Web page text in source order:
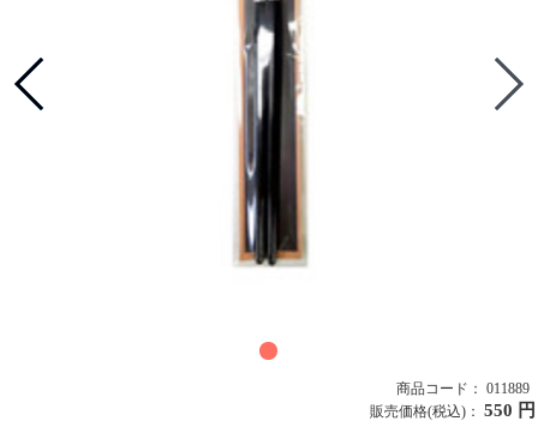
商品コード： 011889
販売価格(税込)： 550 円